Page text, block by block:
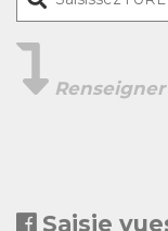
Saisie